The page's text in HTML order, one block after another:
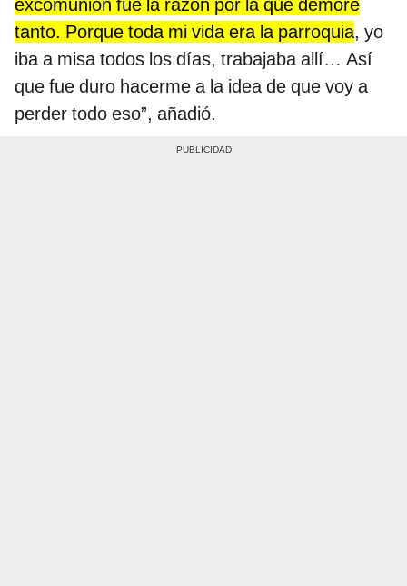
tanto. Porque toda mi vida era la parroquia, yo
iba a misa todos los días, trabajaba allí… Así
que fue duro hacerme a la idea de que voy a
perder todo eso”, añadió.